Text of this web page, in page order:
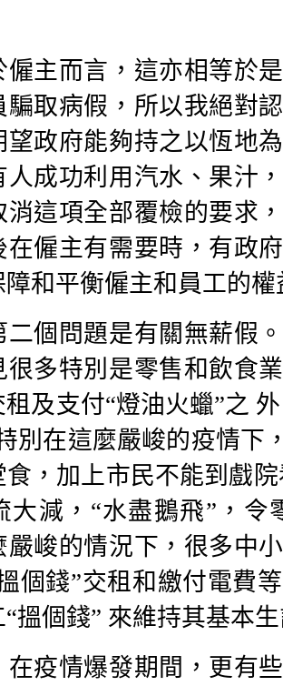
僱主而言，這亦相等於
騙取病假，所以我絕對
望政府能夠持之以恆地
人成功利用汽水、果汁
消這項全部覆檢的要求
在僱主有需要時，有政
和平衡僱主和員工的權
二個問題是有關無薪假
很多特別是零售和飲食
及支付“燈油火蠟”之
別在這麼嚴峻的疫情下
食，加上市民不能到戲
大減，“水盡鵝飛”，
嚴峻的情況下，很多中
個錢”交租和繳付電費
搵個錢” 來維持其基本
在疫情爆發期間，更有